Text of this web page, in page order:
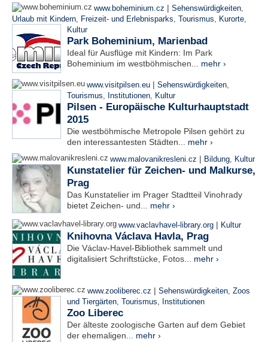
www.boheminium.cz | Sehenswürdigkeiten,
Urlaub mit Kindern, Freizeit- und Erlebnisparks, Tourismus, Kurorte,
Kultur
Park Boheminium, Marienbad
Ideal für Ausflüge mit Kindern: Im Park
Boheminium im westböhmischen... mehr ›
www.visitpilsen.eu | Sehenswürdigkeiten,
Tourismus, Institutionen, Kultur
Pilsen - Europäische Kulturhauptstadt
2015
Die westböhmische Metropole Pilsen gehört zu
den interessantesten Städten... mehr ›
www.malovanikresleni.cz | Bildung, Kultur
Kunstatelier für Zeichen- und Malkurse,
Prag
Das Kunstatelier im Prager Stadtteil Vinohrady
bietet Zeichen- und... mehr ›
www.vaclavhavel-library.org | Kultur
Knihovna Václava Havla, Prag
Die Václav-Havel-Bibliothek sammelt und
digitalisiert Schriftstücke, Fotos... mehr ›
www.zooliberec.cz | Sehenswürdigkeiten, Zoos
und Tiergärten, Tourismus, Institutionen
Zoo Liberec
Der älteste zoologische Garten auf dem Gebiet
der ehemaligen... mehr ›